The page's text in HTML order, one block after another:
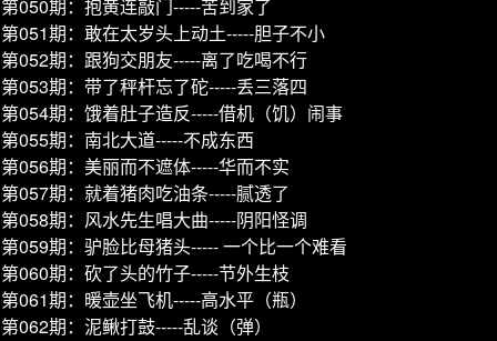
第050期：抱黄连敲门-----苦到家了
第051期：敢在太岁头上动土-----胆子不小
第052期：跟狗交朋友-----离了吃喝不行
第053期：带了秤杆忘了砣-----丢三落四
第054期：饿着肚子造反-----借机（饥）闹事
第055期：南北大道-----不成东西
第056期：美丽而不遮体-----华而不实
第057期：就着猪肉吃油条-----腻透了
第058期：风水先生唱大曲-----阴阳怪调
第059期：驴脸比母猪头----- 一个比一个难看
第060期：砍了头的竹子-----节外生枝
第061期：暖壶坐飞机-----高水平（瓶）
第062期：泥鳅打鼓-----乱谈（弹）